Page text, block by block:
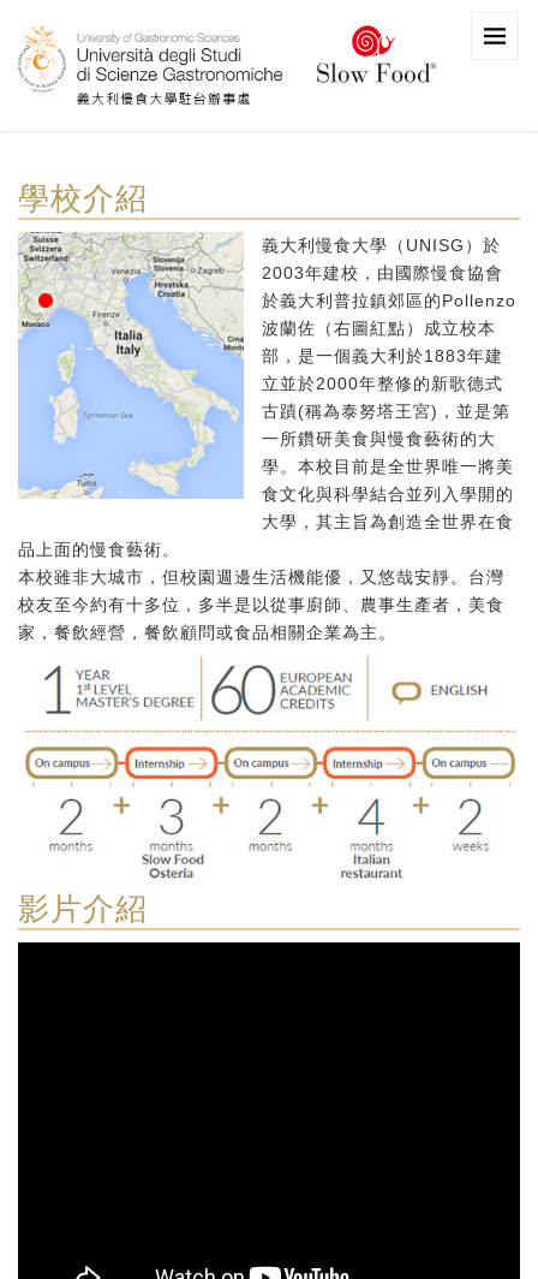
學校介紹
義大利慢食大學（UNISG）於
2003年建校，由國際慢食協會
於義大利普拉鎮郊區的Pollenzo
波蘭佐（右圖紅點）成立校本
部，是一個義大利於1883年建
立並於2000年整修的新歌德式
古蹟(稱為泰努塔王宮)，並是第
一所鑽研美食與慢食藝術的大
學。本校目前是全世界唯一將美
食文化與科學結合並列入學開的
大學，其主旨為創造全世界在食
品上面的慢食藝術。
本校雖非大城市，但校園週邊生活機能優，又悠哉安靜。台灣
校友至今約有十多位，多半是以從事廚師、農事生產者，美食
家，餐飲經營，餐飲顧問或食品相關企業為主。
影片介紹